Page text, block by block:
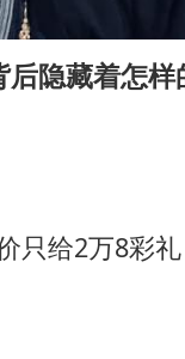
辍学
隐藏着怎样
只给2万8彩礼